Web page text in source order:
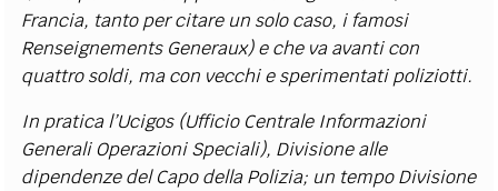
Francia, tanto per citare un solo caso, i famosi
Renseignements Generaux) e che va avanti con
quattro soldi, ma con vecchi e sperimentati poliziotti.
In pratica l’Ucigos (Ufficio Centrale Informazioni
Generali Operazioni Speciali), Divisione alle
dipendenze del Capo della Polizia; un tempo Divisione